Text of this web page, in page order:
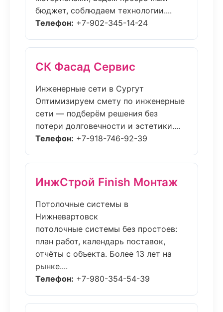
бюджет, соблюдаем технологии....
Телефон: +7-902-345-14-24
СК Фасад Сервис
Инженерные сети в Сургут
Оптимизируем смету по инженерные
сети — подберём решения без
потери долговечности и эстетики....
Телефон: +7-918-746-92-39
ИнжСтрой Finish Монтаж
Потолочные системы в
Нижневартовск
потолочные системы без простоев:
план работ, календарь поставок,
отчёты с объекта. Более 13 лет на
рынке....
Телефон: +7-980-354-54-39